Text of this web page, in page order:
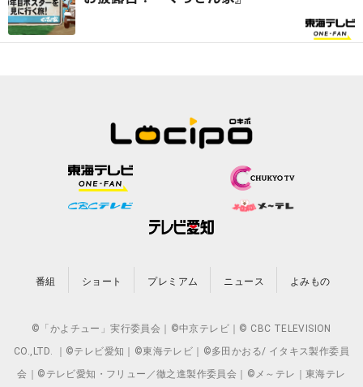
番組 ショート プレミアム ニュース よみもの
©「かよチュー」実行委員会｜©中京テレビ｜© CBC TELEVISION
CO.,LTD. ｜©テレビ愛知｜©東海テレビ｜©多田かおる/ イタキス製作委員
会｜©テレビ愛知・フリュー／徹之進製作委員会｜©メ～テレ｜東海テレ